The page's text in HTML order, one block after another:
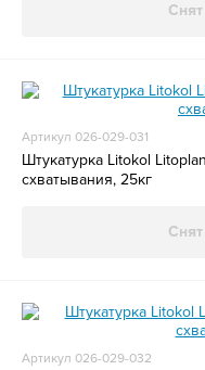
Артикул 026-029-031
Штукатурка Litokol
схватывания, 25кг
Артикул 026-029-032